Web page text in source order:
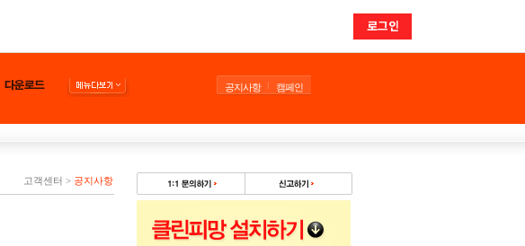
로그인
공지사항 캠페인
고객센터 > 공지사항